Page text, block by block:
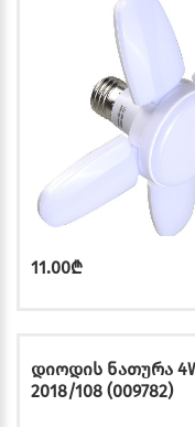
11.00₾
დიოდის ნათურა
2018/108 (009782)